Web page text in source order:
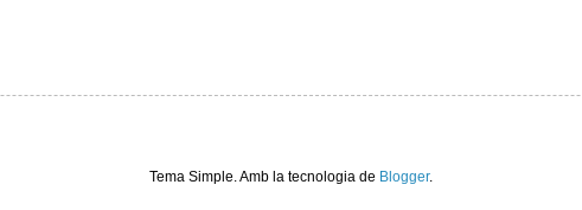
Tema Simple. Amb la tecnologia de Blogger.